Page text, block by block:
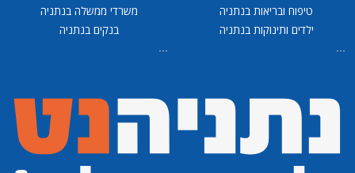
טיפוח ובריאות בנתניה
ילדים ותינוקות בנתניה
משרדי ממשלה בנתניה
בנקים בנתניה